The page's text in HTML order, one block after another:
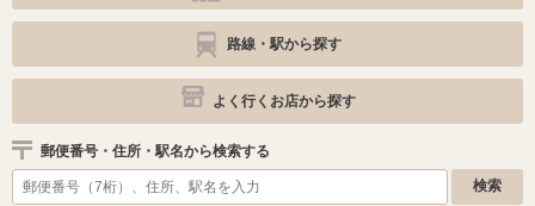
路線・駅から探す
よく行くお店から探す
郵便番号・住所・駅名から検索する